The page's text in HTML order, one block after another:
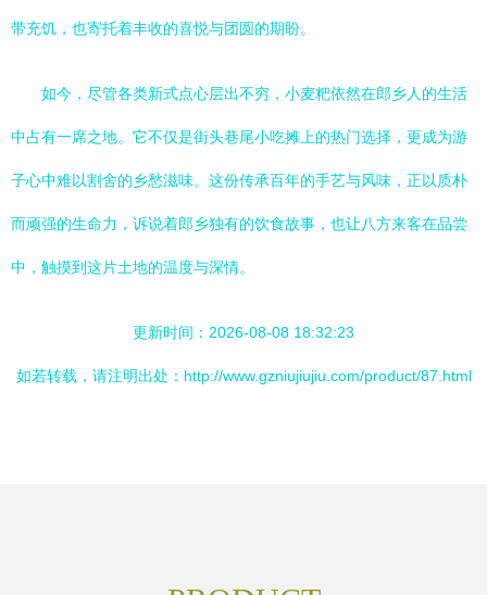
带充饥，也寄托着丰收的喜悦与团圆的期盼。
如今，尽管各类新式点心层出不穷，小麦粑依然在郎乡人的生活
中占有一席之地。它不仅是街头巷尾小吃摊上的热门选择，更成为游
子心中难以割舍的乡愁滋味。这份传承百年的手艺与风味，正以质朴
而顽强的生命力，诉说着郎乡独有的饮食故事，也让八方来客在品尝
中，触摸到这片土地的温度与深情。
更新时间：2026-08-08 18:32:23
如若转载，请注明出处：http://www.gzniujiujiu.com/product/87.html